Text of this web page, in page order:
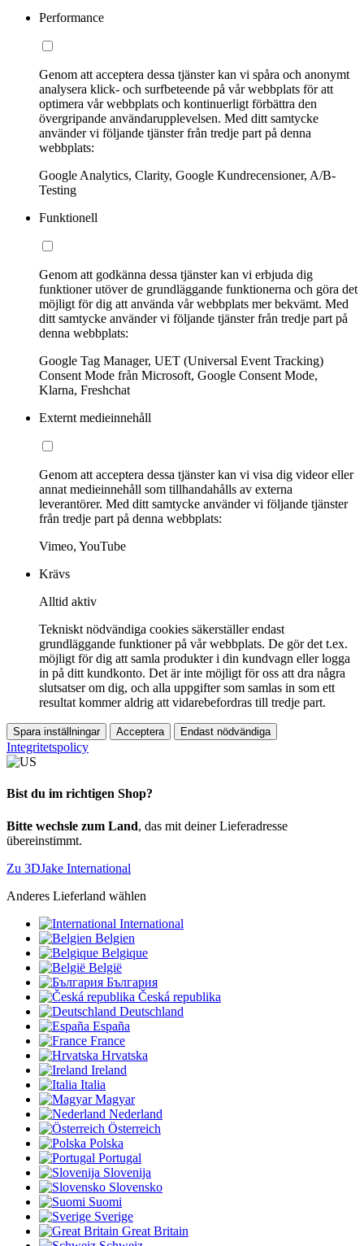
Performance
Genom att acceptera dessa tjänster kan vi spåra och anonymt
analysera klick- och surfbeteende på vår webbplats för att
optimera vår webbplats och kontinuerligt förbättra den
övergripande användarupplevelsen. Med ditt samtycke
använder vi följande tjänster från tredje part på denna
webbplats:
Google Analytics, Clarity, Google Kundrecensioner, A/B-
Testing
Funktionell
Genom att godkänna dessa tjänster kan vi erbjuda dig
funktioner utöver de grundläggande funktionerna och göra det
möjligt för dig att använda vår webbplats mer bekvämt. Med
ditt samtycke använder vi följande tjänster från tredje part på
denna webbplats:
Google Tag Manager, UET (Universal Event Tracking)
Consent Mode från Microsoft, Google Consent Mode,
Klarna, Freshchat
Externt medieinnehåll
Genom att acceptera dessa tjänster kan vi visa dig videor eller
annat medieinnehåll som tillhandahålls av externa
leverantörer. Med ditt samtycke använder vi följande tjänster
från tredje part på denna webbplats:
Vimeo, YouTube
Krävs
Alltid aktiv
Tekniskt nödvändiga cookies säkerställer endast
grundläggande funktioner på vår webbplats. De gör det t.ex.
möjligt för dig att samla produkter i din kundvagn eller logga
in på ditt kundkonto. Det är inte möjligt för oss att dra några
slutsatser om dig, och alla uppgifter som samlas in som ett
resultat kommer aldrig att vidarebefordras till tredje part.
Spara inställningar Acceptera Endast nödvändiga
Integritetspolicy
Bist du im richtigen Shop?
Bitte wechsle zum Land, das mit deiner Lieferadresse
übereinstimmt.
Zu 3DJake International
Anderes Lieferland wählen
International
Belgien
Belgique
België
България
Česká republika
Deutschland
España
France
Hrvatska
Ireland
Italia
Magyar
Nederland
Österreich
Polska
Portugal
Slovenija
Slovensko
Suomi
Sverige
Great Britain